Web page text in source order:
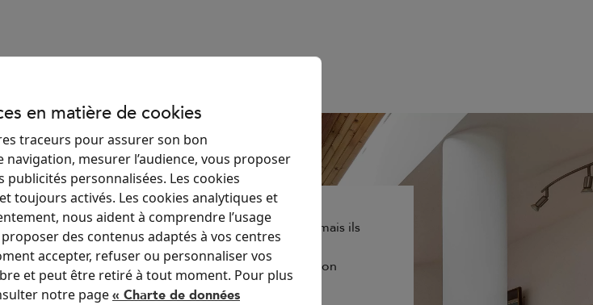
stores sont non seulement esthétiquement superbes, mais ils
également une protection solaire efficace. Merci à
pour cette expérience sans faille et l'amélioration
de mon espace de vie !"
en matière de cookies
traceurs pour assurer son bon
mesurer l’audience, vous proposer
personnalisées. Les cookies
toujours activés. Les cookies analytiques et
nous aident à comprendre l’usage
des contenus adaptés à vos centres
accepter, refuser ou personnaliser vos
et peut être retiré à tout moment. Pour plus
notre page« Charte de données